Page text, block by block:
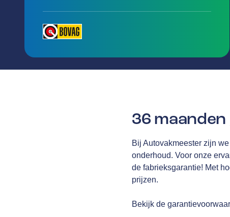
36
Bij Autovakmeester zijn
onderhoud. Voor onze
de fabrieksgarantie! Met
prijzen.
Bekijk de